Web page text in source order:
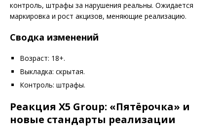
контроль, штрафы за нарушения реальны. Ожидается
маркировка и рост акцизов, меняющие реализацию.
Сводка изменений
Возраст: 18+.
Выкладка: скрытая.
Контроль: штрафы.
Реакция X5 Group: «Пятёрочка» и
новые стандарты реализации